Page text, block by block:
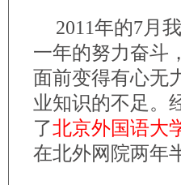
2011年的7月
一年的努力奋斗
面前变得有心无
业知识的不足。
了北京外国语大
在北外网院两年